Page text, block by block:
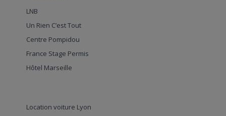
LNB
Un Rien C’est Tout
Centre Pompidou
France Stage Permis
Hôtel Marseille
Location voiture Lyon